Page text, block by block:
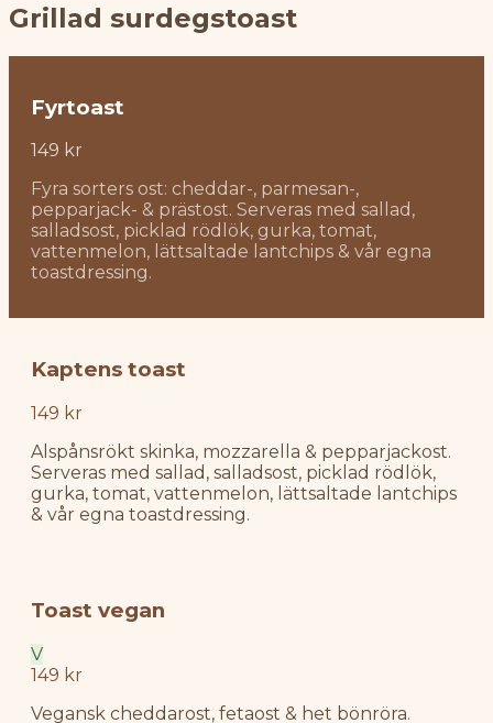
Grillad surdegstoast
Fyrtoast
149 kr
Fyra sorters ost: cheddar-, parmesan-,
pepparjack- & prästost. Serveras med sallad,
salladsost, picklad rödlök, gurka, tomat,
vattenmelon, lättsaltade lantchips & vår egna
toastdressing.
Kaptens toast
149 kr
Alspånsrökt skinka, mozzarella & pepparjackost.
Serveras med sallad, salladsost, picklad rödlök,
gurka, tomat, vattenmelon, lättsaltade lantchips
& vår egna toastdressing.
Toast vegan
V
149 kr
Vegansk cheddarost, fetaost & het bönröra.